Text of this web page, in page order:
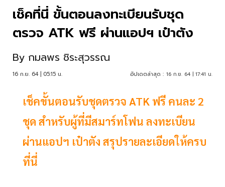
เช็คที่นี่ ขั้นตอนลงทะเบียนรับชุด
ตรวจ ATK ฟรี ผ่านแอปฯ เป๋าตัง
By กมลพร ชิระสุวรรณ
16 ก.ย. 64 | 05:15 น. อัปเดตล่าสุด : 16 ก.ย. 64 | 17:41 น.
เช็คขั้นตอนรับชุดตรวจ ATK ฟรี คนละ 2
ชุด สำหรับผู้ที่มีสมาร์ทโฟน ลงทะเบียน
ผ่านแอปฯ เป๋าตัง สรุปรายละเอียดให้ครบ
ที่นี่